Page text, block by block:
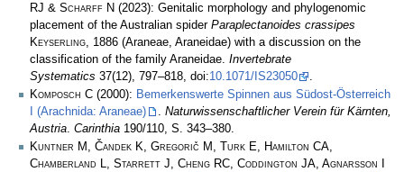
RJ & Scharff N (2023): Genitalic morphology and phylogenomic
placement of the Australian spider Paraplectanoides crassipes
Keyserling , 1886 (Araneae, Araneidae) with a discussion on the
classification of the family Araneidae. Invertebrate
Systematics 37(12), 797–818, doi:10.1071/IS23050
Komposch C (2000): Bemerkenswerte Spinnen aus Südost-Österreich
I (Arachnida: Araneae)
. Naturwissenschaftlicher Verein für Kärnten,
Austria. Carinthia 190/110, S. 343–380.
Kuntner M, Čandek K, Gregorič M, Turk E, Hamilton CA,
Chamberland L, Starrett J, Cheng RC, Coddington JA, Agnarsson I